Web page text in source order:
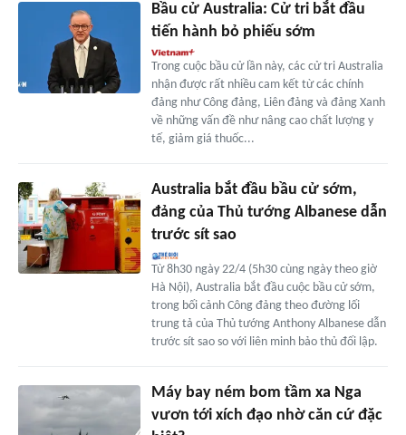
Bầu cử Australia: Cử tri bắt đầu
tiến hành bỏ phiếu sớm
Trong cuộc bầu cử lần này, các cử tri Australia
nhận được rất nhiều cam kết từ các chính
đảng như Công đảng, Liên đảng và đảng Xanh
về những vấn đề như nâng cao chất lượng y
tế, giảm giá thuốc...
Australia bắt đầu bầu cử sớm,
đảng của Thủ tướng Albanese dẫn
trước sít sao
Từ 8h30 ngày 22/4 (5h30 cùng ngày theo giờ
Hà Nội), Australia bắt đầu cuộc bầu cử sớm,
trong bối cảnh Công đảng theo đường lối
trung tả của Thủ tướng Anthony Albanese dẫn
trước sít sao so với liên minh bảo thủ đối lập.
Máy bay ném bom tầm xa Nga
vươn tới xích đạo nhờ căn cứ đặc